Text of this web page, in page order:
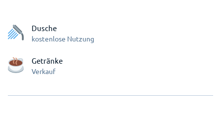
Dusche
kostenlose Nutzung
Getränke
Verkauf